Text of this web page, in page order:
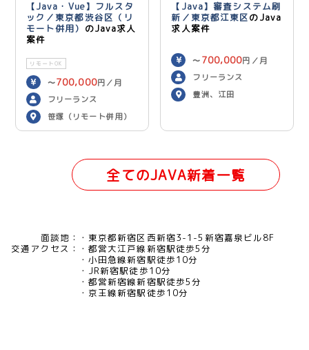
【Java・Vue】フルスタ
ック／東京都渋谷区（リ
モート併用） のJava求人
案件
リモートOK
〜700,000円／月
フリーランス
笹塚（リモート併用）
【Java】審査システム刷
新／東京都江東区のJava
求人案件
〜 700,000円／月
フリーランス
豊洲、江田
全てのJAVA新着一覧
面談地：
東京都新宿区西新宿3-1-5新宿嘉泉ビル8F
交通アクセス：
都営大江戸線新宿駅徒歩5分
小田急線新宿駅徒歩10分
JR新宿駅徒歩10分
都営新宿線新宿駅徒歩5分
京王線新宿駅徒歩10分